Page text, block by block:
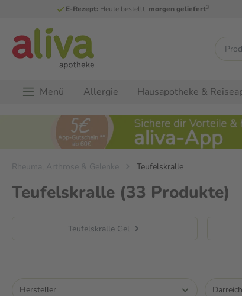
E-Rezept: Heute bestellt, morgen geliefert3
Menü Allergie Hausapotheke &
Rheuma, Arthrose & Gelenke Teufelskralle
Teufelskralle (33 Produkte)
Teufelskralle Gel
Hersteller